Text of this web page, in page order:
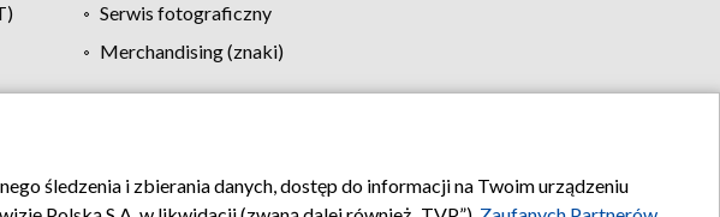
Serwis fotograficzny
Merchandising (znaki)
Pomoc Biuro reklamy Kontakt
śledzenia i zbierania danych, dostęp do informacji na Twoim urządzeniu